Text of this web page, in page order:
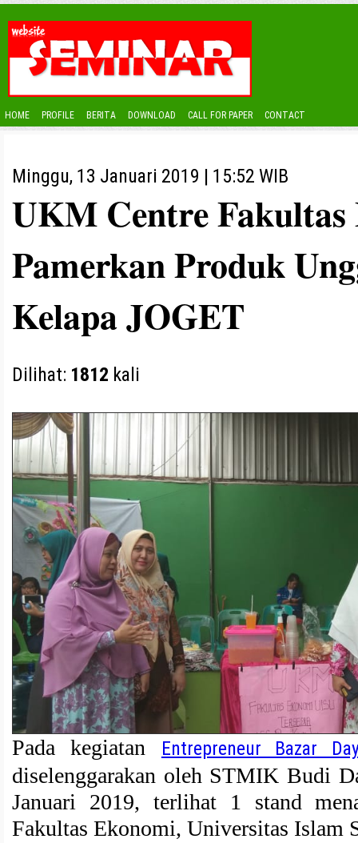
HOME PROFILE BERITA DOWNLOAD CALL FOR PAPER CONTACT
Minggu, 13 Januari 2019 | 15:52 WIB
UKM Centre
Pamerkan Produk
Kelapa JOGET
Dilihat: 1812 kali
Pada kegiatan Entrepreneur Bazar
diselenggarakan oleh STMIK Budi
Januari 2019, terlihat 1 stand
Fakultas Ekonomi, Universitas Islam